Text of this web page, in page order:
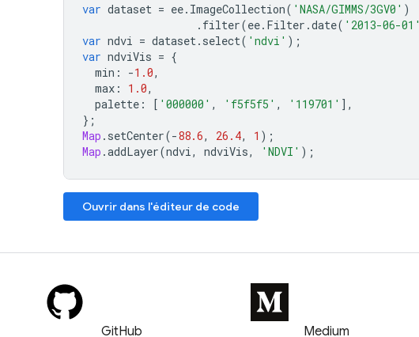
var dataset = ee. ImageCollection( 'NASA/GIMMS/3GV0' )
. filter(ee. Filter .date( '2013-06-01'
var ndvi = dataset. select( 'ndvi' );
var ndviVis = {
min : -1.0,
max : 1.0,
palette : [ '000000' , 'f5f5f5' , '119701' ],
};
Map . setCenter(-88.6, 26.4, 1 );
Map .addLayer(ndvi, ndviVis, 'NDVI' );
Ouvrir dans l'éditeur de code
GitHub Medium